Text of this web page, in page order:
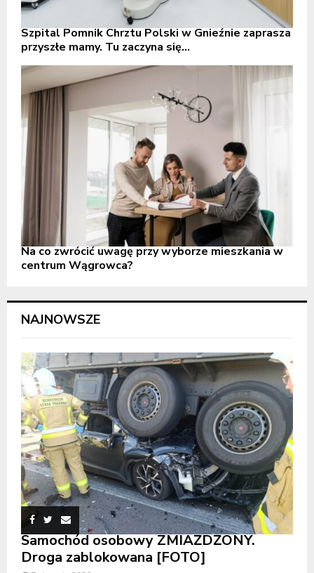
Szpital Pomnik Chrztu Polski w Gnieźnie zaprasza
przyszłe mamy. Tu zaczyna się...
Na co zwrócić uwagę przy wyborze mieszkania w
centrum Wągrowca?
NAJNOWSZE
Samochód osobowy ZMIAŻDŻONY.
Droga zablokowana [FOTO]